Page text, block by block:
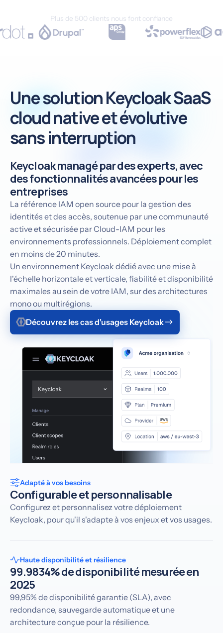
Plus de 500 clients nous font confiance
Une solution Keycloak SaaS
cloud native et évolutive
sans interruption
Keycloak managé par des experts, avec
des fonctionnalités avancées pour les
entreprises
La référence IAM open source pour la gestion des
identités et des accès, soutenue par une communauté
active et sécurisée par Cloud-IAM pour les
environnements professionnels. Déploiement complet
en moins de 20 minutes.
Un environnement Keycloak dédié avec une mise à
l'échelle horizontale et verticale, fiabilité et disponibilité
maximales au sein de votre IAM, sur des architectures
mono ou multirégions.
Découvrez les cas d'usages Keycloak
Adapté à vos besoins
Configurable et personnalisable
Configurez et personnalisez votre déploiement
Keycloak, pour qu'il s'adapte à vos enjeux et vos usages.
Haute disponibilité et résilience
99.9834% de disponibilité mesurée en
2025
99,95% de disponibilité garantie (SLA), avec
redondance, sauvegarde automatique et une
architecture conçue pour la résilience.